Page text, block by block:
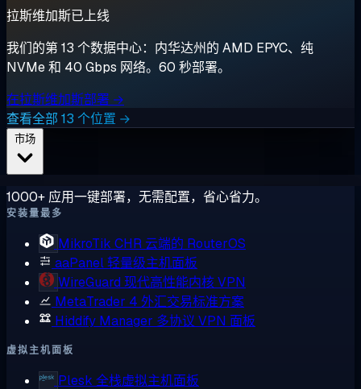
拉斯维加斯已上线
我们的第 13 个数据中心：内华达州的 AMD EPYC、纯
NVMe 和 40 Gbps 网络。60 秒部署。
在拉斯维加斯部署 →
查看全部 13 个位置 →
1000+ 应用一键部署，无需配置，省心省力。
安装量最多
MikroTik CHR 云端的 RouterOS
aaPanel轻量级主机面板
WireGuard 现代高性能内核 VPN
MetaTrader 4 外汇交易标准方案
Hiddify Manager 多协议 VPN 面板
虚拟主机面板
Plesk 全栈虚拟主机面板